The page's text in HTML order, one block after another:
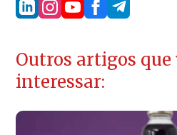
Outros artigos que
interessar: